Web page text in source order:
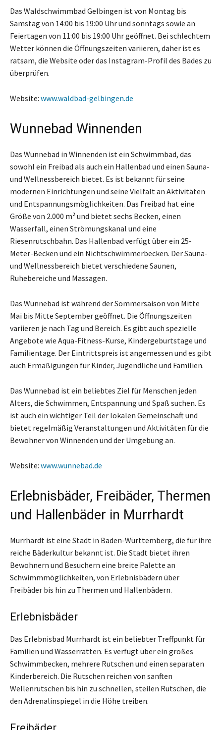
Das Waldschwimmbad Gelbingen ist von Montag bis
Samstag von 14:00 bis 19:00 Uhr und sonntags sowie an
Feiertagen von 11:00 bis 19:00 Uhr geöffnet. Bei schlechtem
Wetter können die Öffnungszeiten variieren, daher ist es
ratsam, die Website oder das Instagram-Profil des Bades zu
überprüfen.
Website: www.waldbad-gelbingen.de
Wunnebad Winnenden
Das Wunnebad in Winnenden ist ein Schwimmbad, das
sowohl ein Freibad als auch ein Hallenbad und einen Sauna-
und Wellnessbereich bietet. Es ist bekannt für seine
modernen Einrichtungen und seine Vielfalt an Aktivitäten
und Entspannungsmöglichkeiten. Das Freibad hat eine
Größe von 2.000 m² und bietet sechs Becken, einen
Wasserfall, einen Strömungskanal und eine
Riesenrutschbahn. Das Hallenbad verfügt über ein 25-
Meter-Becken und ein Nichtschwimmerbecken. Der Sauna-
und Wellnessbereich bietet verschiedene Saunen,
Ruhebereiche und Massagen.
Das Wunnebad ist während der Sommersaison von Mitte
Mai bis Mitte September geöffnet. Die Öffnungszeiten
variieren je nach Tag und Bereich. Es gibt auch spezielle
Angebote wie Aqua-Fitness-Kurse, Kindergeburtstage und
Familientage. Der Eintrittspreis ist angemessen und es gibt
auch Ermäßigungen für Kinder, Jugendliche und Familien.
Das Wunnebad ist ein beliebtes Ziel für Menschen jeden
Alters, die Schwimmen, Entspannung und Spaß suchen. Es
ist auch ein wichtiger Teil der lokalen Gemeinschaft und
bietet regelmäßig Veranstaltungen und Aktivitäten für die
Bewohner von Winnenden und der Umgebung an.
Website: www.wunnebad.de
Erlebnisbäder, Freibäder, Thermen
und Hallenbäder in Murrhardt
Murrhardt ist eine Stadt in Baden-Württemberg, die für ihre
reiche Bäderkultur bekannt ist. Die Stadt bietet ihren
Bewohnern und Besuchern eine breite Palette an
Schwimmmöglichkeiten, von Erlebnisbädern über
Freibäder bis hin zu Thermen und Hallenbädern.
Erlebnisbäder
Das Erlebnisbad Murrhardt ist ein beliebter Treffpunkt für
Familien und Wasserratten. Es verfügt über ein großes
Schwimmbecken, mehrere Rutschen und einen separaten
Kinderbereich. Die Rutschen reichen von sanften
Wellenrutschen bis hin zu schnellen, steilen Rutschen, die
den Adrenalinspiegel in die Höhe treiben.